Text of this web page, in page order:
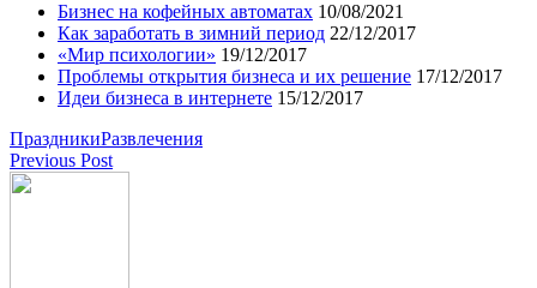
Бизнес на кофейных автоматах 10/08/2021
Как заработать в зимний период 22/12/2017
«Мир психологии» 19/12/2017
Проблемы открытия бизнеса и их решение 17/12/2017
Идеи бизнеса в интернете 15/12/2017
ПраздникиРазвлечения
Previous Post